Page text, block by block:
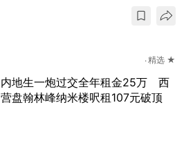
精选 ★
内地生一炮过交全年租金25万 西
营盘翰林峰纳米楼呎租107元破顶